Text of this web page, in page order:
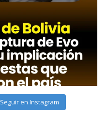
Seguir en Instagram